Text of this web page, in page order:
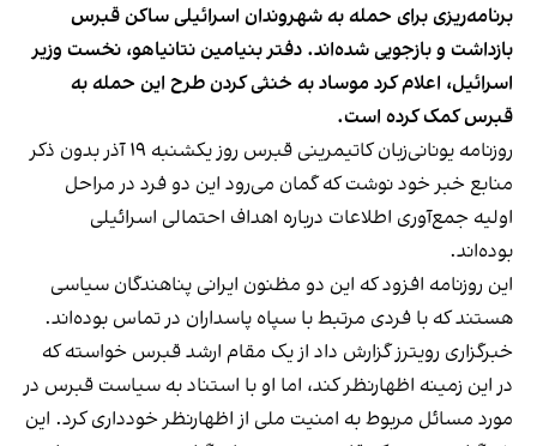
برنامه‌ریزی برای حمله به شهروندان اسرائیلی ساکن قبرس
بازداشت و بازجویی شده‌اند. دفتر بنیامین نتانیاهو، نخست وزیر
اسرائیل، اعلام کرد موساد به خنثی کردن طرح این حمله به
قبرس کمک کرده است.
روزنامه یونانی‌زبان كاتیمرینی قبرس روز یکشنبه ۱۹ آذر
بدون ذکر
منابع خبر خود نوشتکه گمان می‌رود این دو فرد در مراحل
اولیه جمع‌آوری اطلاعات درباره اهداف احتمالی اسرائیلی
بوده‌اند.
این روزنامه افزود که این دو مظنون ایرانی‌ پناهندگان سیاسی
هستند که با فردی مرتبط با سپاه پاسداران در تماس بوده‌اند.
خبرگزاری رویترزگزارش داد از یک مقام ارشد قبرس خواسته که
در این زمینه اظهارنظر کند، اما او با استناد به سیاست قبرس در
مورد مسائل مربوط به امنیت ملی از اظهارنظر خودداری کرد. این